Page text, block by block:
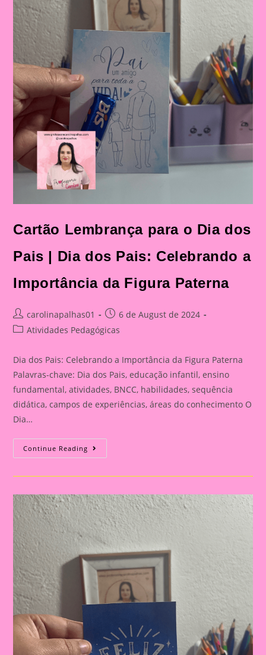
Cartão Lembrança para o Dia dos
Pais | Dia dos Pais: Celebrando a
Importância da Figura Paterna
Post
author:
carolinapalhas01
Post
published:
6 de August de 2024
PostAtividades Pedagógicas
Dia dos Pais: Celebrando a Importância da Figura Paterna
Palavras-chave: Dia dos Pais, educação infantil, ensino
fundamental, atividades, BNCC, habilidades, sequência
didática, campos de experiências, áreas do conhecimento O
Dia…
Continue Reading Cartão
Lembrança
O
Pais
|
Dia
Dos
Pais:
Celebrando
A
Importância
Da
Figura
Paterna